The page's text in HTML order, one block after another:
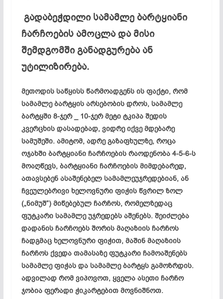
გადაბეჭდილი სამამლე ბარტყიანი
ჩარჩოების ამოცლა და მისი
შემდგომში განადგურება ან
უტილიზირება.
მეთოდის საწყისს წარმოადგენს ის ფაქტი, რომ
სამამლე ბარტყის არსებობის დროს, სამამლე
ბარტყში 8-ჯერ _ 10-ჯერ მეტი ტკიპა შედის
კვერცხის დასადებად, ვიდრე იქვე მდებარე
სამუშეში. ამიტომ, ადრე გაზაფხულზე, როცა
ოჯახში ბარტყიანი ჩარჩოების რაოდენობა 4-5-6-ს
მოაღწევს, ბარტყიანი ჩარჩოების მიმდებარედ,
ათავსებენ ასაშენებელ სამამლეუჯრედებიან, ან
ჩვეულებრივი ხელოვნური ფიჭის წვრილ ზოლ
(„ნიმუშ”) მიწებებულ ჩარჩოს, რომელზედაც
ფუტკარი სამამლე უჯრედებს აშენებს. შეიძლება
დადანის ჩარჩოებს შორის მაღაზიის ჩარჩოს
ჩადგმაც ხელოვნური ფიჭით, მაშინ მაღაზიის
ჩარჩოს ქვედა თამასაზე ფუტკარი ჩამოაშენებს
სამამლე ფიჭას და სამამლე ბარტყს გამოზრდის.
ადვილად რომ ვიპოვოთ, ყველა ასეთი ჩარჩო
ჯობია ფერადი ჭიკარტებით მოვნიშნოთ.